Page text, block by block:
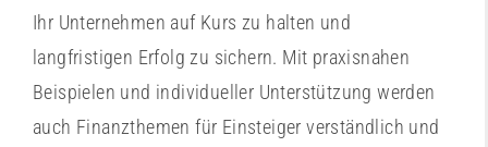
Ihr Unternehmen auf Kurs zu halten und
langfristigen Erfolg zu sichern. Mit praxisnahen
Beispielen und individueller Unterstützung werden
auch Finanzthemen für Einsteiger verständlich und